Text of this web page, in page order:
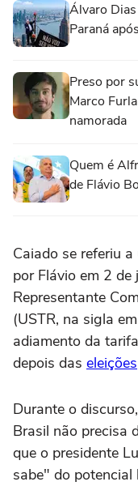
Álvaro
Paraná
Preso por
Marco
namorada
Quem é
de Flávio
Caiado se referiu
por Flávio em 2
Representante
(USTR, na sigla
adiamento da
depois das eleições
Durante o
Brasil não precisa
que o presidente
sabe" do potencial